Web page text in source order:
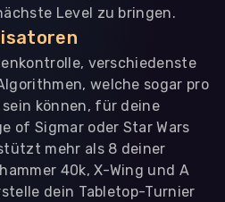
Level zu bringen.
verschiedenste
welche sogar pro
können, für deine
of Sigmar oder Star Wars
mehr als 8 deiner
40k, X-Wing und A
dein Tabletop-Turnier